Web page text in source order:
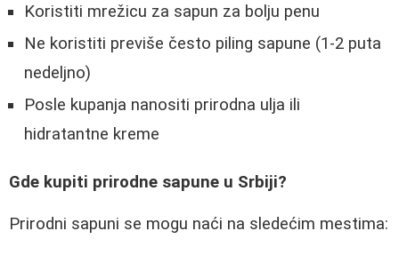
Koristiti mrežicu za sapun za bolju penu
Ne koristiti previše često piling sapune (1-2 puta
nedeljno)
Posle kupanja nanositi prirodna ulja ili
hidratantne kreme
Gde kupiti prirodne sapune u Srbiji?
Prirodni sapuni se mogu naći na sledećim mestima: